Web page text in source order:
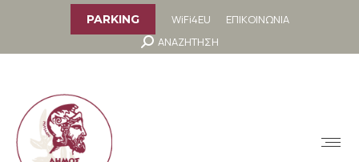
PARKING WiFi4EU
ΕΠΙΚΟΙΝΩΝΙΑ
Search:
ΑΝΑΖΗΤΗΣΗ